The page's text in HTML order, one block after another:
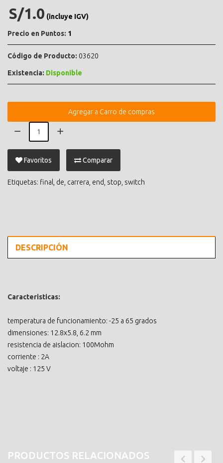
S/1.0 (incluye IGV)
Precio en Puntos: 1
Código de Producto: 03620
Existencia: Disponible
Agregar a Carro de compras
Favoritos Comparar
Etiquetas: final de carrera end stop switch
DESCRIPCIÓN
Caracteristicas:
temperatura de funcionamiento: -25 a 65 grados
dimensiones: 12.8x5.8, 6.2 mm
resistencia de aislacion: 100Mohm
corriente : 2A
voltaje : 125 V
PRODUCTOS RELACIONADOS